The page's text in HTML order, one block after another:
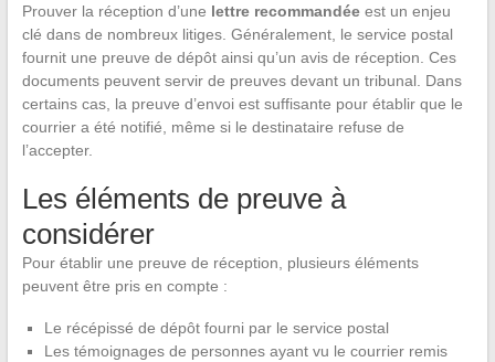
Prouver la réception d’une lettre recommandéeest un enjeu
clé dans de nombreux litiges. Généralement, le service postal
fournit une preuve de dépôt ainsi qu’un avis de réception. Ces
documents peuvent servir de preuves devant un tribunal. Dans
certains cas, la preuve d’envoi est suffisante pour établir que le
courrier a été notifié, même si le destinataire refuse de
l’accepter.
Les éléments de preuve à
considérer
Pour établir une preuve de réception, plusieurs éléments
peuvent être pris en compte :
Le récépissé de dépôt fourni par le service postal
Les témoignages de personnes ayant vu le courrier remis